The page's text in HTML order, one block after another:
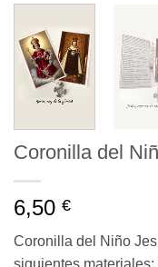
Coronilla del
6,50 €
Coronilla del Niño